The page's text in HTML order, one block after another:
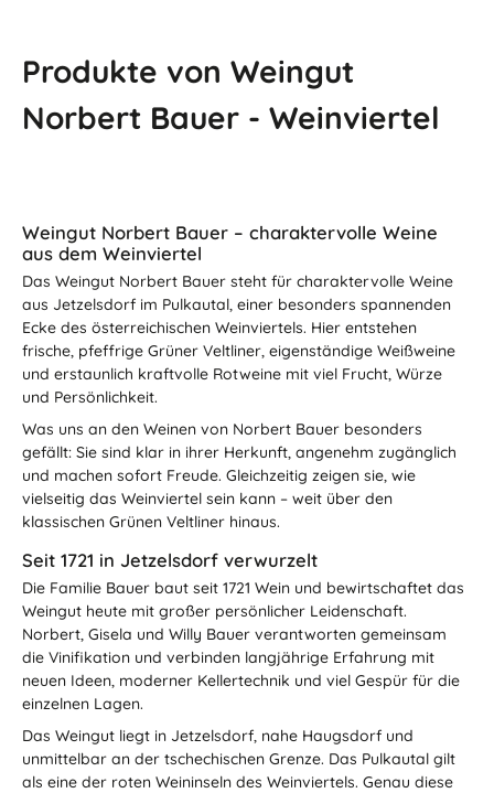
Produkte von Weingut
Norbert Bauer - Weinviertel
Weingut Norbert Bauer – charaktervolle Weine
aus dem Weinviertel
Das Weingut Norbert Bauer steht für charaktervolle Weine
aus Jetzelsdorf im Pulkautal, einer besonders spannenden
Ecke des österreichischen Weinviertels. Hier entstehen
frische, pfeffrige Grüner Veltliner, eigenständige Weißweine
und erstaunlich kraftvolle Rotweine mit viel Frucht, Würze
und Persönlichkeit.
Was uns an den Weinen von Norbert Bauer besonders
gefällt: Sie sind klar in ihrer Herkunft, angenehm zugänglich
und machen sofort Freude. Gleichzeitig zeigen sie, wie
vielseitig das Weinviertel sein kann – weit über den
klassischen Grünen Veltliner hinaus.
Seit 1721 in Jetzelsdorf verwurzelt
Die Familie Bauer baut seit 1721 Wein und bewirtschaftet das
Weingut heute mit großer persönlicher Leidenschaft.
Norbert, Gisela und Willy Bauer verantworten gemeinsam
die Vinifikation und verbinden langjährige Erfahrung mit
neuen Ideen, moderner Kellertechnik und viel Gespür für die
einzelnen Lagen.
Das Weingut liegt in Jetzelsdorf, nahe Haugsdorf und
unmittelbar an der tschechischen Grenze. Das Pulkautal gilt
als eine der roten Weininseln des Weinviertels. Genau diese